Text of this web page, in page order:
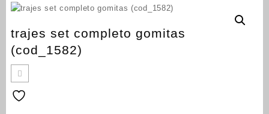
trajes set completo gomitas
(cod_1582)